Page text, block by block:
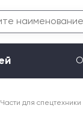
для спецтехники